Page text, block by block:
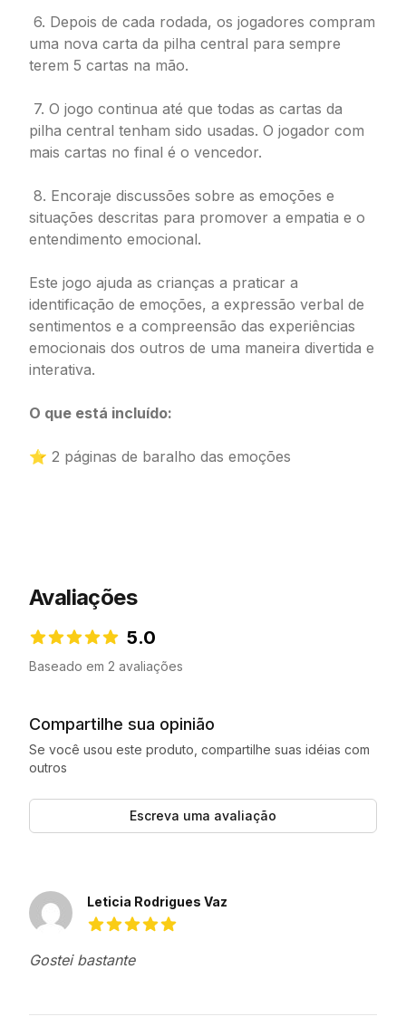
6. Depois de cada rodada, os jogadores compram
uma nova carta da pilha central para sempre
terem 5 cartas na mão.
7. O jogo continua até que todas as cartas da
pilha central tenham sido usadas. O jogador com
mais cartas no final é o vencedor.
8. Encoraje discussões sobre as emoções e
situações descritas para promover a empatia e o
entendimento emocional.
Este jogo ajuda as crianças a praticar a
identificação de emoções, a expressão verbal de
sentimentos e a compreensão das experiências
emocionais dos outros de uma maneira divertida e
interativa.
O que está incluído:
⭐ 2 páginas de baralho das emoções
Avaliações
5.0
Baseado em 2 avaliações
Compartilhe sua opinião
Se você usou este produto, compartilhe suas idéias com
outros
Escreva uma avaliação
Avaliações recentes
Leticia Rodrigues Vaz
Gostei bastante